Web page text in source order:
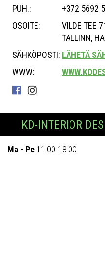
PUH.:
+372 5692
OSOITE:
VILDE TEE
TALLINN,
SÄHKÖPOSTI: LÄHETÄ
WWW:
KD-INTERIOR
Ma - Pe 11:00-18:00